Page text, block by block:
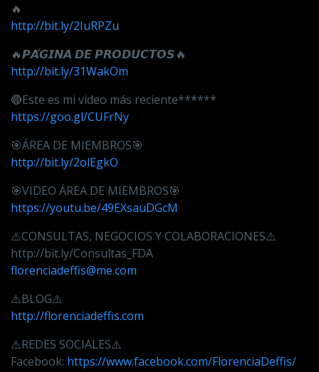
🔥
http://bit.ly/2IuRPZu
🔥𝙋𝘼́𝙂𝙄𝙉𝘼 𝘿𝙀 𝙋𝙍𝙊𝘿𝙐𝘾𝙏𝙊𝙎🔥
http://bit.ly/31WakOm
🔴Este es mi video más reciente******
https://goo.gl/CUFrNy
🎯ÁREA DE MIEMBROS🎯
http://bit.ly/2olEgkO
🎯VIDEO ÁREA DE MIEMBROS🎯
https://youtu.be/49EXsauDGcM
⚠️CONSULTAS, NEGOCIOS Y COLABORACIONES⚠️
http://bit.ly/Consultas_FDA
florenciadeffis@me.com
⚠️BLOG⚠️
http://florenciadeffis.com
⚠️REDES SOCIALES⚠️
Facebook: https://www.facebook.com/FlorenciaDeffis/